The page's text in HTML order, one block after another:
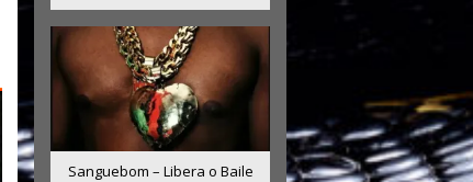
Sanguebom – Libera o Baile